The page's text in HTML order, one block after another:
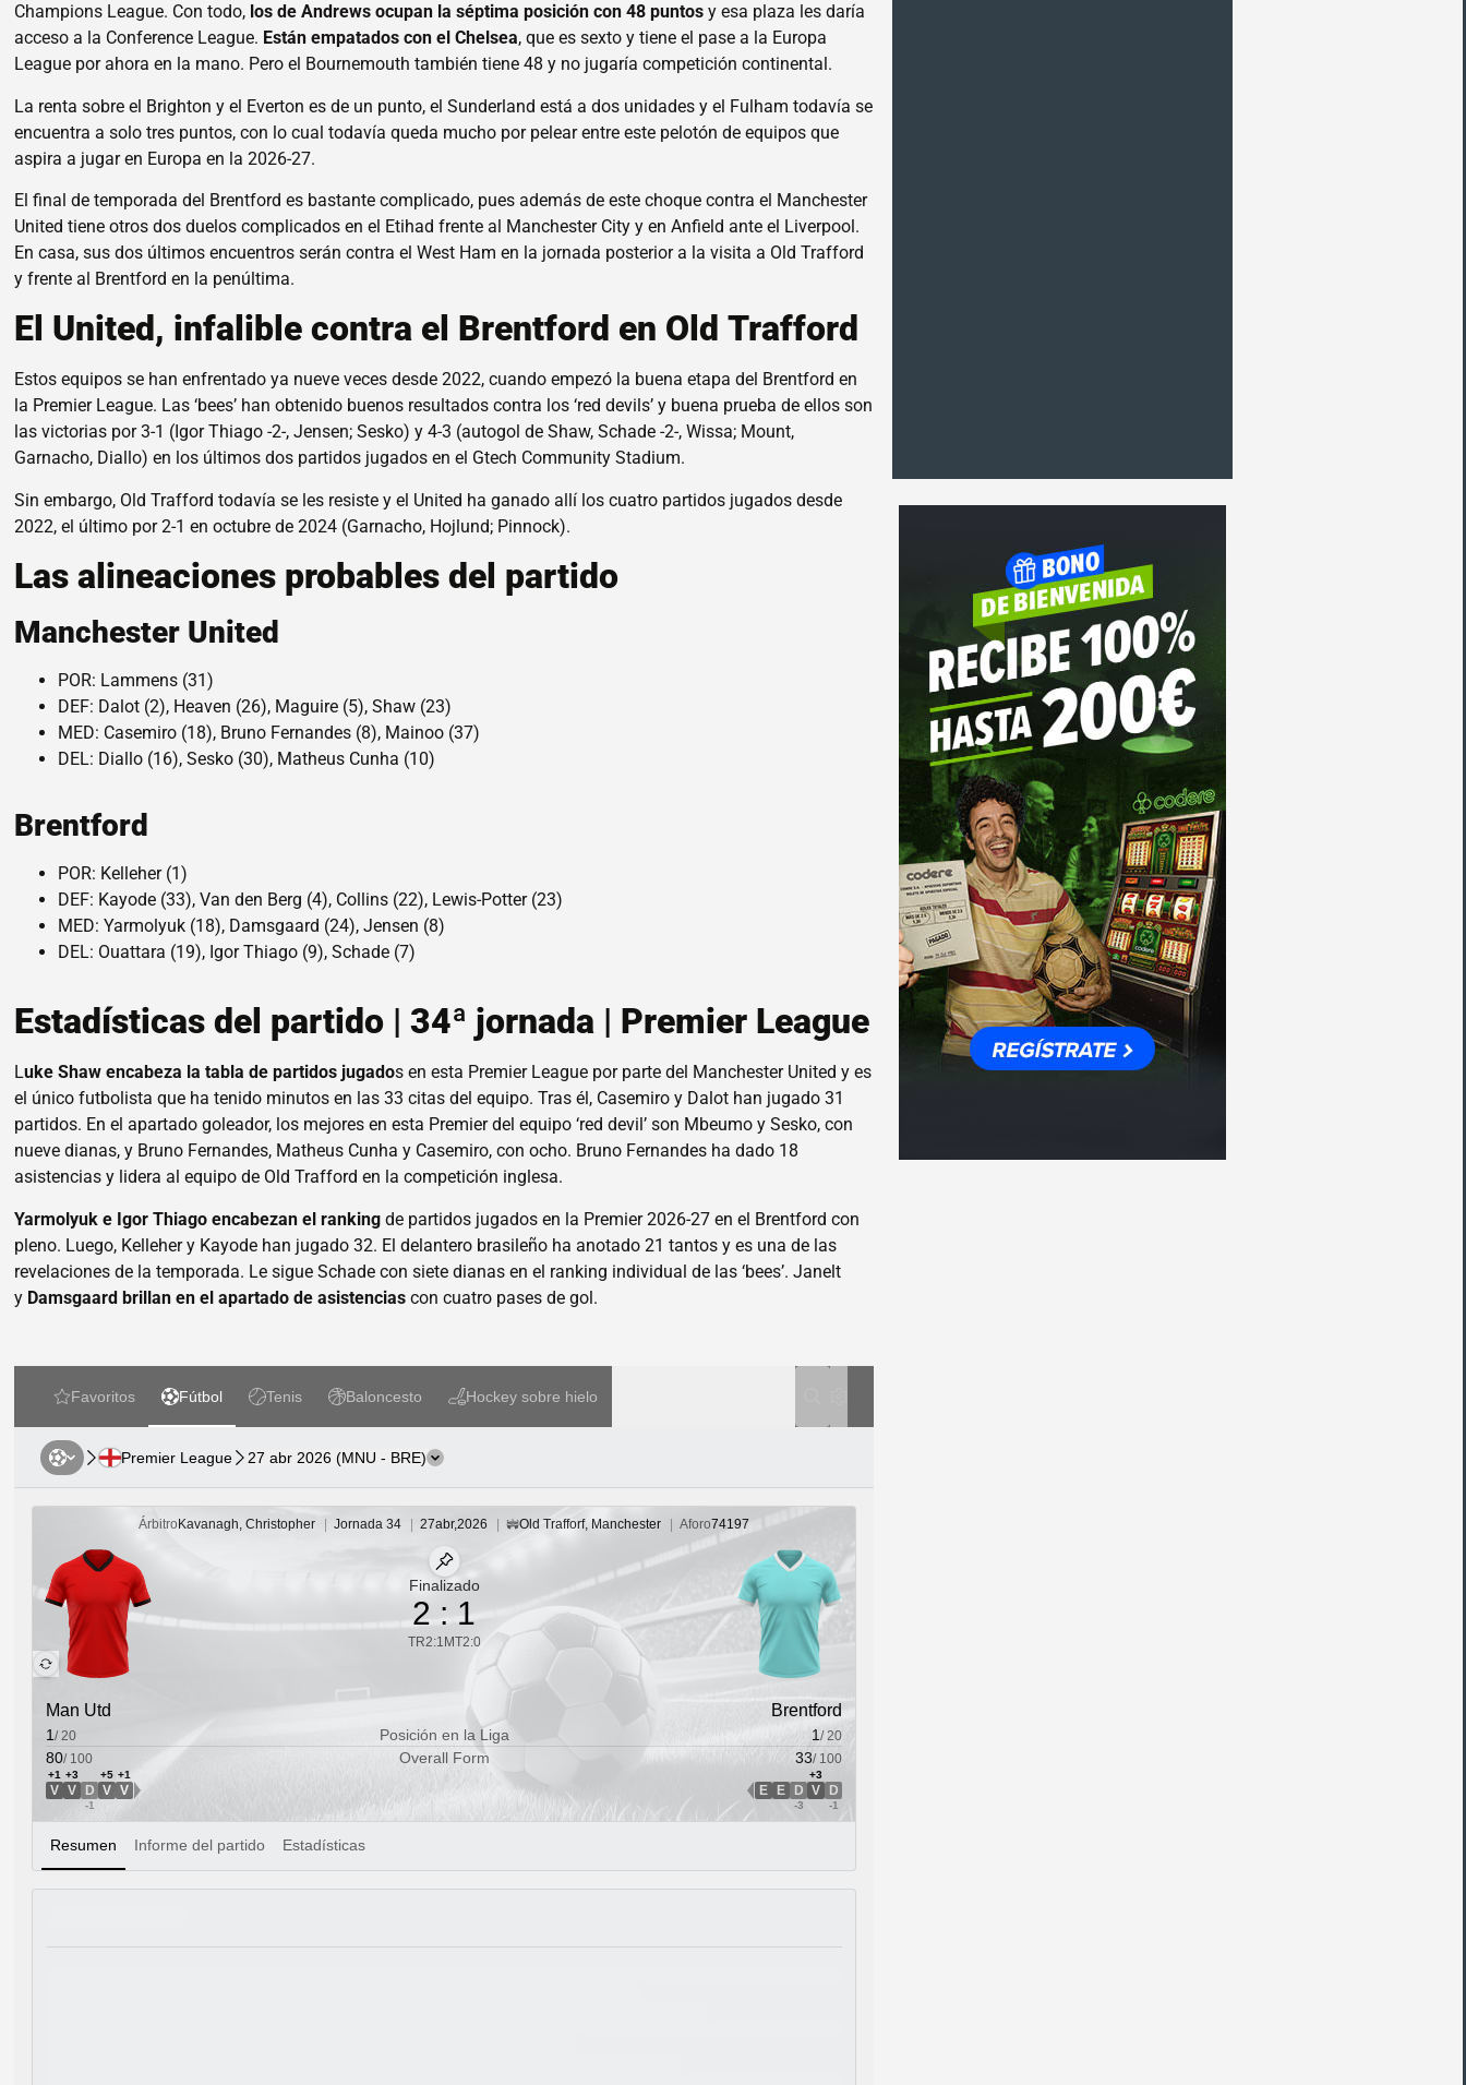
Champions League. Con todo, los de Andrews ocupan la séptima posición con 48 puntosy esa plaza les daría
acceso a la Conference League. Están empatados con el Chelsea, que es sexto y tiene el pase a la Europa
League por ahora en la mano. Pero el Bournemouth también tiene 48 y no jugaría competición continental.
La renta sobre el Brighton y el Everton es de un punto, el Sunderland está a dos unidades y el Fulham todavía se
encuentra a solo tres puntos, con lo cual todavía queda mucho por pelear entre este pelotón de equipos que
aspira a jugar en Europa en la 2026-27.
El final de temporada del Brentford es bastante complicado, pues además de este choque contra el Manchester
United tiene otros dos duelos complicados en el Etihad frente al Manchester City y en Anfield ante el Liverpool.
En casa, sus dos últimos encuentros serán contra el West Ham en la jornada posterior a la visita a Old Trafford
y frente al Brentford en la penúltima.
El United, infalible contra el Brentford en Old Trafford
Estos equipos se han enfrentado ya nueve veces desde 2022, cuando empezó la buena etapa del Brentford en
la Premier League. Las ‘bees’ han obtenido buenos resultados contra los ‘red devils’ y buena prueba de ellos son
las victorias por 3-1 (Igor Thiago -2-, Jensen; Sesko) y 4-3 (autogol de Shaw, Schade -2-, Wissa; Mount,
Garnacho, Diallo) en los últimos dos partidos jugados en el Gtech Community Stadium.
Sin embargo, Old Trafford todavía se les resiste y el United ha ganado allí los cuatro partidos jugados desde
2022, el último por 2-1 en octubre de 2024 (Garnacho, Hojlund; Pinnock).
Las alineaciones probables del partido
Manchester United
POR: Lammens (31)
DEF: Dalot (2), Heaven (26), Maguire (5), Shaw (23)
MED: Casemiro (18), Bruno Fernandes (8), Mainoo (37)
DEL: Diallo (16), Sesko (30), Matheus Cunha (10)
Brentford
POR: Kelleher (1)
DEF: Kayode (33), Van den Berg (4), Collins (22), Lewis-Potter (23)
MED: Yarmolyuk (18), Damsgaard (24), Jensen (8)
DEL: Ouattara (19), Igor Thiago (9), Schade (7)
Estadísticas del partido | 34ª jornada | Premier League
Luke Shaw encabeza la tabla de partidos jugados en esta Premier League por parte del Manchester United y es
el único futbolista que ha tenido minutos en las 33 citas del equipo. Tras él, Casemiro y Dalot han jugado 31
partidos. En el apartado goleador, los mejores en esta Premier del equipo ‘red devil’ son Mbeumo y Sesko, con
nueve dianas, y Bruno Fernandes, Matheus Cunha y Casemiro, con ocho. Bruno Fernandes ha dado 18
asistencias y lidera al equipo de Old Trafford en la competición inglesa.
Yarmolyuk e Igor Thiago encabezan el ranking de partidos jugados en la Premier 2026-27 en el Brentford con
pleno. Luego, Kelleher y Kayode han jugado 32. El delantero brasileño ha anotado 21 tantos y es una de las
revelaciones de la temporada. Le sigue Schade con siete dianas en el ranking individual de las ‘bees’. Janelt
y Damsgaard brillan en el apartado de asistencias con cuatro pases de gol.